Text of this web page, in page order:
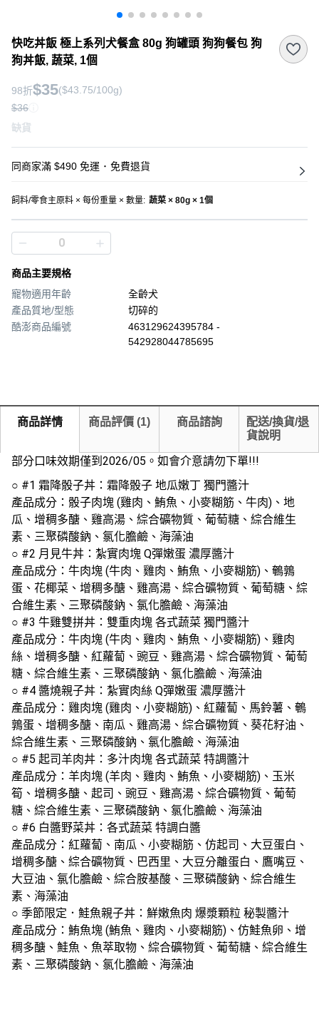
快吃丼飯 極上系列犬餐盒 80g 狗罐頭 狗狗餐包 狗
狗丼飯, 蔬菜, 1個
98折$35($43.75/100g)
$36
缺貨
同商家滿 $490 免運 ･ 免費退貨
飼料/零食主原料 × 每份重量 × 數量: 蔬菜 × 80g × 1個
商品主要規格
寵物適用年齡
全齡犬
產品質地/型態
切碎的
酷澎商品編號
463129624395784 -
542928044785695
商品詳情 商品評價 (1) 商品諮詢
配送/換貨/退
貨說明
部分口味效期僅到2026/05。如會介意請勿下單!!!
○ #1 霜降骰子丼：霜降骰子 地瓜嫩丁 獨門醬汁
產品成分：骰子肉塊 (雞肉、鮪魚、小麥糊筋、牛肉)、地
瓜、增稠多醣、雞高湯、綜合礦物質、葡萄糖、綜合維生
素、三聚磷酸鈉、氯化膽鹼、海藻油
○ #2 月見牛丼：紮實肉塊 Q彈嫩蛋 濃厚醬汁
產品成分：牛肉塊 (牛肉、雞肉、鮪魚、小麥糊筋)、鵪鶉
蛋、花椰菜、增稠多醣、雞高湯、綜合礦物質、葡萄糖、綜
合維生素、三聚磷酸鈉、氯化膽鹼、海藻油
○ #3 牛雞雙拼丼：雙重肉塊 各式蔬菜 獨門醬汁
產品成分：牛肉塊 (牛肉、雞肉、鮪魚、小麥糊筋)、雞肉
絲、增稠多醣、紅蘿蔔、豌豆、雞高湯、綜合礦物質、葡萄
糖、綜合維生素、三聚磷酸鈉、氯化膽鹼、海藻油
○ #4 醬燒親子丼：紮實肉絲 Q彈嫩蛋 濃厚醬汁
產品成分：雞肉塊 (雞肉、小麥糊筋)、紅蘿蔔、馬鈴薯、鵪
鶉蛋、增稠多醣、南瓜、雞高湯、綜合礦物質、葵花籽油、
綜合維生素、三聚磷酸鈉、氯化膽鹼、海藻油
○ #5 起司羊肉丼：多汁肉塊 各式蔬菜 特調醬汁
產品成分：羊肉塊 (羊肉、雞肉、鮪魚、小麥糊筋)、玉米
筍、增稠多醣、起司、豌豆、雞高湯、綜合礦物質、葡萄
糖、綜合維生素、三聚磷酸鈉、氯化膽鹼、海藻油
○ #6 白醬野菜丼：各式蔬菜 特調白醬
產品成分：紅蘿蔔、南瓜、小麥糊筋、仿起司、大豆蛋白、
增稠多醣、綜合礦物質、巴西里、大豆分離蛋白、鷹嘴豆、
大豆油、氯化膽鹼、綜合胺基酸、三聚磷酸鈉、綜合維生
素、海藻油
○ 季節限定．鮭魚親子丼：鮮嫩魚肉 爆漿顆粒 秘製醬汁
產品成分：鮪魚塊 (鮪魚、雞肉、小麥糊筋)、仿鮭魚卵、增
稠多醣、鮭魚、魚萃取物、綜合礦物質、葡萄糖、綜合維生
素、三聚磷酸鈉、氯化膽鹼、海藻油